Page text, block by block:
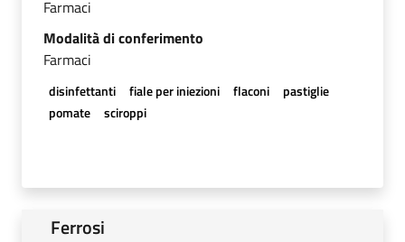
Farmaci
Modalità di conferimento
Farmaci
disinfettanti fiale per iniezioni flaconi
pastiglie
pomate
sciroppi
Ferrosi